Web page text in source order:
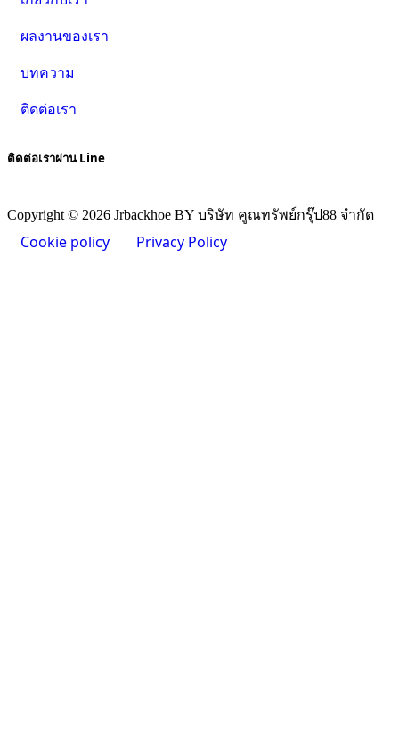
ผลงานของเรา
บทความ
ติดต่อเรา
ติดต่อเราผ่าน Line
Copyright © 2026 Jrbackhoe BY บริษัท คูณทรัพย์กรุ๊ป88 จำกัด
Cookie policy Privacy Policy